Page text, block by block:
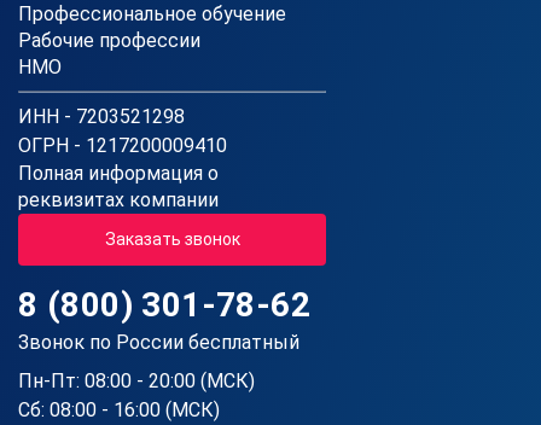
Профессиональное обучение
Рабочие профессии
НМО
ИНН - 7203521298
ОГРН - 1217200009410
Полная информация о
реквизитах компании
Заказать звонок
8 (800) 301-78-62
Звонок по России бесплатный
Пн-Пт: 08:00 - 20:00 (МСК)
Сб: 08:00 - 16:00 (МСК)